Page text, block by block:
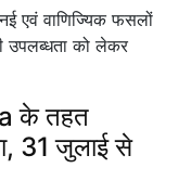
एवं वाणिज्यिक फसलों
उपलब्धता को लेकर
के तहत
31 जुलाई से